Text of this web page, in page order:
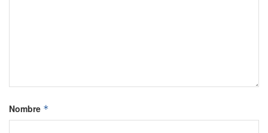
Nombre *